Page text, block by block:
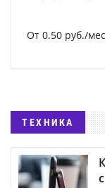
От 0.50 руб./
ТЕХНИКА